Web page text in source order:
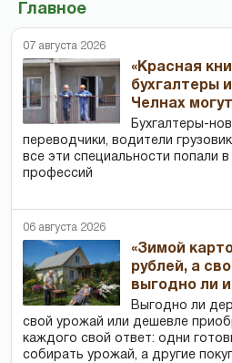
Главное
07 августа 2026
«Красная
бухгалтеры
Челнах
Бухгалтеры-
переводчики, водители
все эти специальности попали в
профессий
06 августа 2026
«Зимой
рублей, а
выгодно ли
Выгодно ли
свой урожай или дешевле
каждого свой ответ: одни
собирать урожай, а другие